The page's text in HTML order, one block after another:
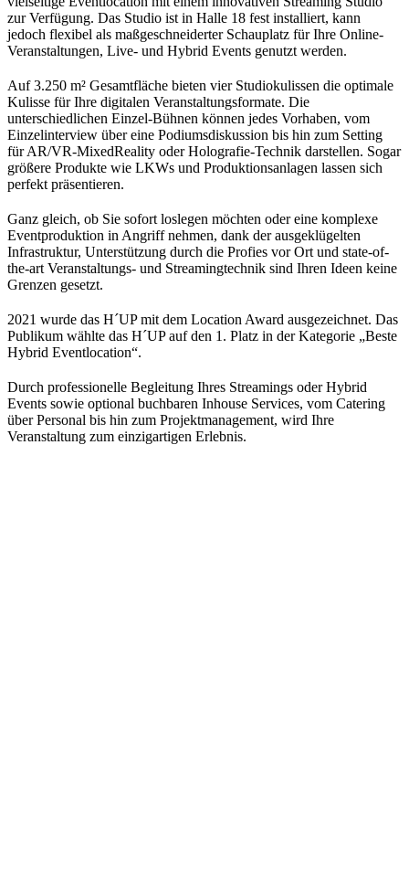
zur Verfügung. Das Studio ist in Halle 18 fest installiert, kann
jedoch flexibel als maßgeschneiderter Schauplatz für Ihre Online-
Veranstaltungen, Live- und Hybrid Events genutzt werden.
Auf 3.250 m² Gesamtfläche bieten vier Studiokulissen die optimale
Kulisse für Ihre digitalen Veranstaltungsformate. Die
unterschiedlichen Einzel-Bühnen können jedes Vorhaben, vom
Einzelinterview über eine Podiumsdiskussion bis hin zum Setting
für AR/VR-MixedReality oder Holografie-Technik darstellen. Sogar
größere Produkte wie LKWs und Produktionsanlagen lassen sich
perfekt präsentieren.
Ganz gleich, ob Sie sofort loslegen möchten oder eine komplexe
Eventproduktion in Angriff nehmen, dank der ausgeklügelten
Infrastruktur, Unterstützung durch die Profies vor Ort und state-of-
the-art Veranstaltungs- und Streamingtechnik sind Ihren Ideen keine
Grenzen gesetzt.
2021 wurde das H´UP mit dem Location Award ausgezeichnet. Das
Publikum wählte das H´UP auf den 1. Platz in der Kategorie „Beste
Hybrid Eventlocation“.
Durch professionelle Begleitung Ihres Streamings oder Hybrid
Events sowie optional buchbaren Inhouse Services, vom Catering
über Personal bis hin zum Projektmanagement, wird Ihre
Veranstaltung zum einzigartigen Erlebnis.